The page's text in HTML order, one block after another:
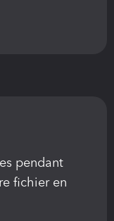
pendant
fichier en